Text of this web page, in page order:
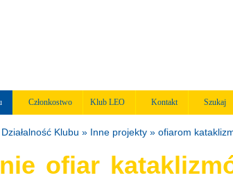
Członkostwo Klub LEO Kontakt Szukaj
Klubu » Inne projekty » ofiarom
ofiar